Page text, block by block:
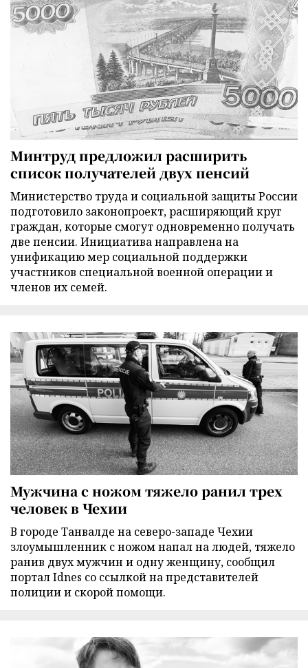
Минтруд предложил расширить
список получателей двух пенсий
Министерство труда и социальной защиты России
подготовило законопроект, расширяющий круг
граждан, которые смогут одновременно получать
две пенсии. Инициатива направлена на
унификацию мер социальной поддержки
участников специальной военной операции и
членов их семей.
Мужчина с ножом тяжело ранил трех
человек в Чехии
В городе Танвалде на северо-западе Чехии
злоумышленник с ножом напал на людей, тяжело
ранив двух мужчин и одну женщину, сообщил
портал Idnes со ссылкой на представителей
полиции и скорой помощи.